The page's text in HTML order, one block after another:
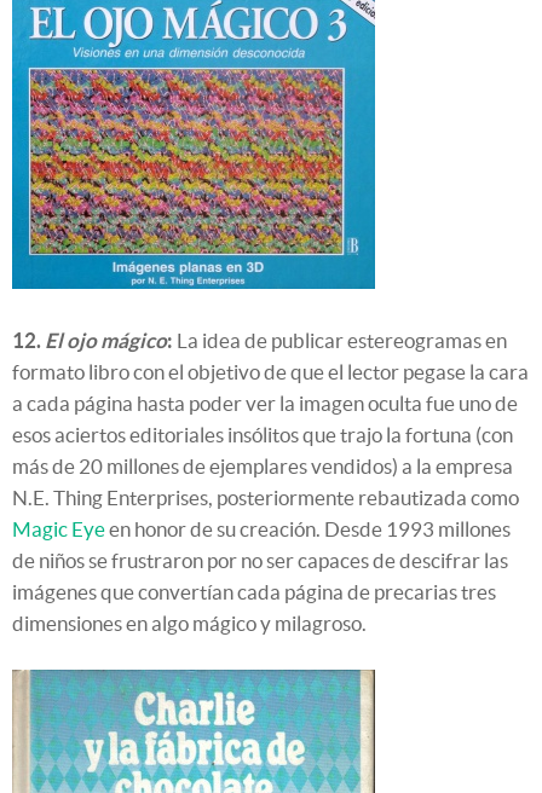
12. El ojo mágico: La idea de publicar estereogramas en
formato libro con el objetivo de que el lector pegase la cara
a cada página hasta poder ver la imagen oculta fue uno de
esos aciertos editoriales insólitos que trajo la fortuna (con
más de 20 millones de ejemplares vendidos) a la empresa
N.E. Thing Enterprises, posteriormente rebautizada como
Magic Eyeen honor de su creación. Desde 1993 millones
de niños se frustraron por no ser capaces de descifrar las
imágenes que convertían cada página de precarias tres
dimensiones en algo mágico y milagroso.